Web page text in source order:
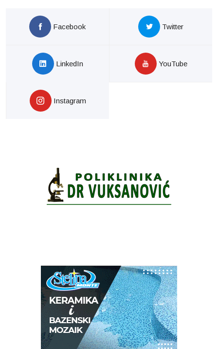
Facebook Twitter
LinkedIn YouTube
Instagram